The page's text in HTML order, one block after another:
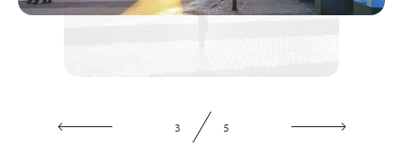
3 5